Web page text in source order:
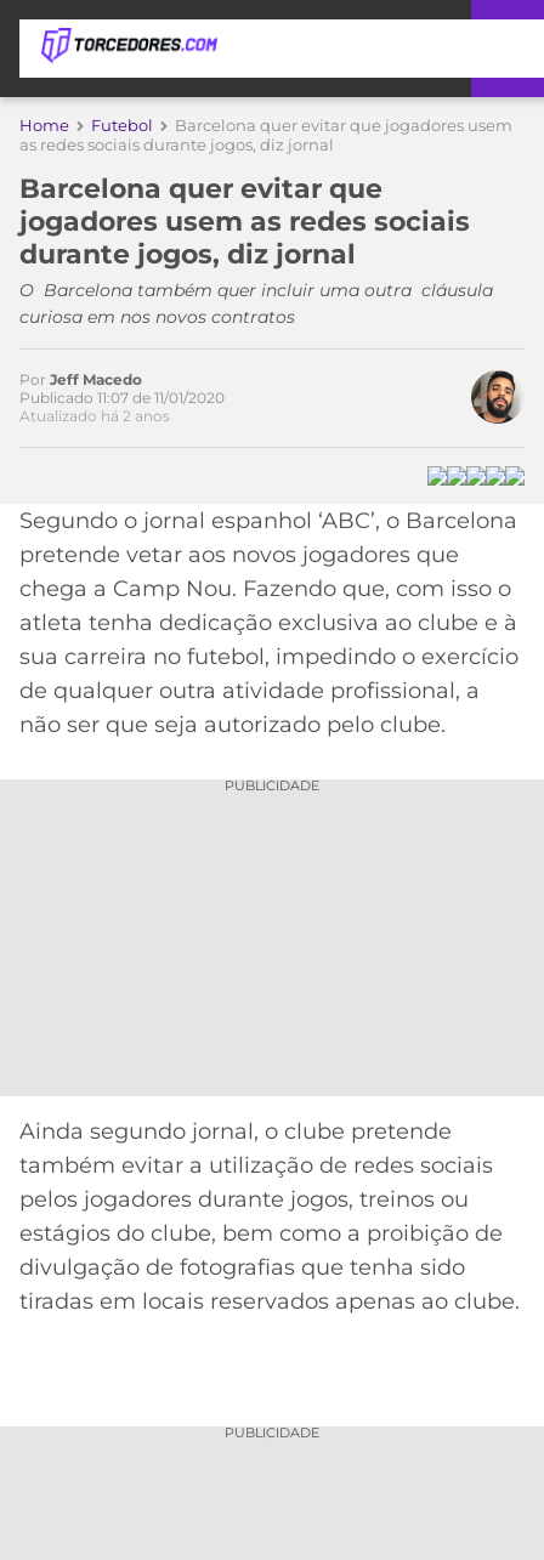
APOSTAS
DE
APOSTA
MELHORES
SITES
DE
APOSTAS
2026
BETBOOM
CÓDIGO
DE
INDICAÇÃO
BET365
CÓDIGO
CASSINOS
ONLINE
2026
COPA
DO
MUNDO
TIMES
MEU
TIME
PALMEIRAS
CORINTHIANS
SÃO
PAULO
SANTOS
GRÊMIO
ATLÉTICO
MG
CRUZEIRO
CAMPEONATOS
SÉRIE
A
LIBERTADORES
COPA
DO
BRASIL
LALIGA
ESPORTIVA
MERCADO
DA
BOLA
PALPITES
Home Futebol
Barcelona quer evitar que jogadores usem
as redes sociais durante jogos, diz jornal
Barcelona quer evitar que
jogadores usem as redes sociais
durante jogos, diz jornal
O Barcelona também quer incluir uma outra cláusula
curiosa em nos novos contratos
Acesse o perfil do autor
no Twitter
Por Jeff Macedo
Publicado 11:07 de 11/01/2020
Atualizado há 2 anos
Segundo o jornal espanhol ‘ABC’, o Barcelona
pretende vetar aos novos jogadores que
chega a Camp Nou. Fazendo que, com isso o
atleta tenha dedicação exclusiva ao clube e à
sua carreira no futebol, impedindo o exercício
de qualquer outra atividade profissional, a
não ser que seja autorizado pelo clube.
PUBLICIDADE
Ainda segundo jornal, o clube pretende
também evitar a utilização de redes sociais
pelos jogadores durante jogos, treinos ou
estágios do clube, bem como a proibição de
divulgação de fotografias que tenha sido
tiradas em locais reservados apenas ao clube.
PUBLICIDADE